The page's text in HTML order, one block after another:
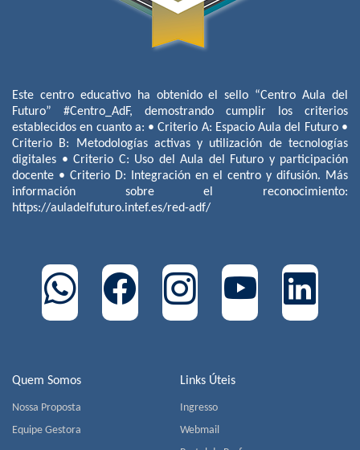
Quem Somos
Nossa Proposta
Equipe Gestora
Links Úteis
Ingresso
Webmail
Este centro educativo ha obtenido el sello “Centro Aula del
Futuro” #Centro_AdF, demostrando cumplir los criterios
establecidos en cuanto a: • Criterio A: Espacio Aula del Futuro •
Criterio B: Metodologías activas y utilización de tecnologías
digitales • Criterio C: Uso del Aula del Futuro y participación
docente • Criterio D: Integración en el centro y difusión. Más
información sobre el reconocimiento:
https://auladelfuturo.intef.es/red-adf/